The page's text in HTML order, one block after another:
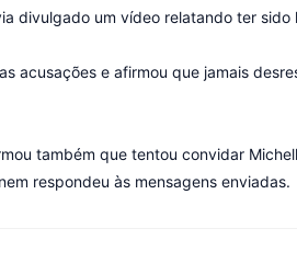
divulgado um vídeo relatando ter sido
acusações e afirmou que jamais
também que tentou convidar
respondeu às mensagens enviadas.